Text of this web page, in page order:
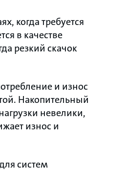
когда требуется
в качестве
резкий скачок
и износ
Накопительный
невелики,
износ и
систем